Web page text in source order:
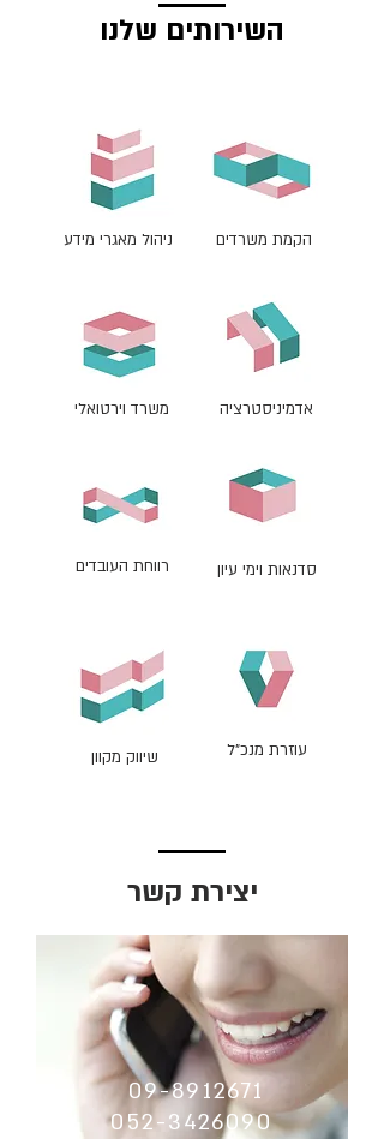
ניהול משרד, שירותי משרד, אדמיניסטרציה, ניהול יומן,
עוזרת אישית, מענה טלפוני, מזכירות
אדמיניסטרציה
ניהול מאגרי מידע
משרד וירטואלי
רווחת העובדים
עוזרת מנכ"ל שיווק מקוון
סדנאות וימי עיון
יצירת קשר
השירותים שלנו
הקמת משרדים
09-8912671
052-3426090